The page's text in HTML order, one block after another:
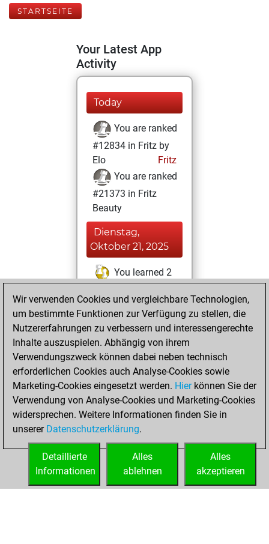
STARTSEITE
Your Latest App
Activity
Today
You are ranked
#12834 in Fritz by
Elo
Fritz
You are ranked
#21373 in Fritz
Beauty
Dienstag,
Oktober 21, 2025
You learned 2
Freitag, August 2,
2024
You achieved a
BeautyScore of 2
Fritz
You
achieved a new Elo
of 1591
You created
your Fritz account
Wir verwenden Cookies und vergleichbare Technologien,
um bestimmte Funktionen zur Verfügung zu stellen, die
Nutzererfahrungen zu verbessern und interessengerechte
Inhalte auszuspielen. Abhängig von ihrem
Verwendungszweck können dabei neben technisch
erforderlichen Cookies auch Analyse-Cookies sowie
Marketing-Cookies eingesetzt werden. Hierkönnen Sie der
Verwendung von Analyse-Cookies und Marketing-Cookies
widersprechen. Weitere Informationen finden Sie in
unserer Datenschutzerklärung.
Alles
akzeptieren
Alles
ablehnen
Detaillierte
Informationen